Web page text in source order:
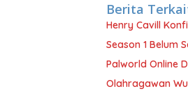
Berita
Henry Cavill
Season 1 Belum
Palworld Online
Olahragawan